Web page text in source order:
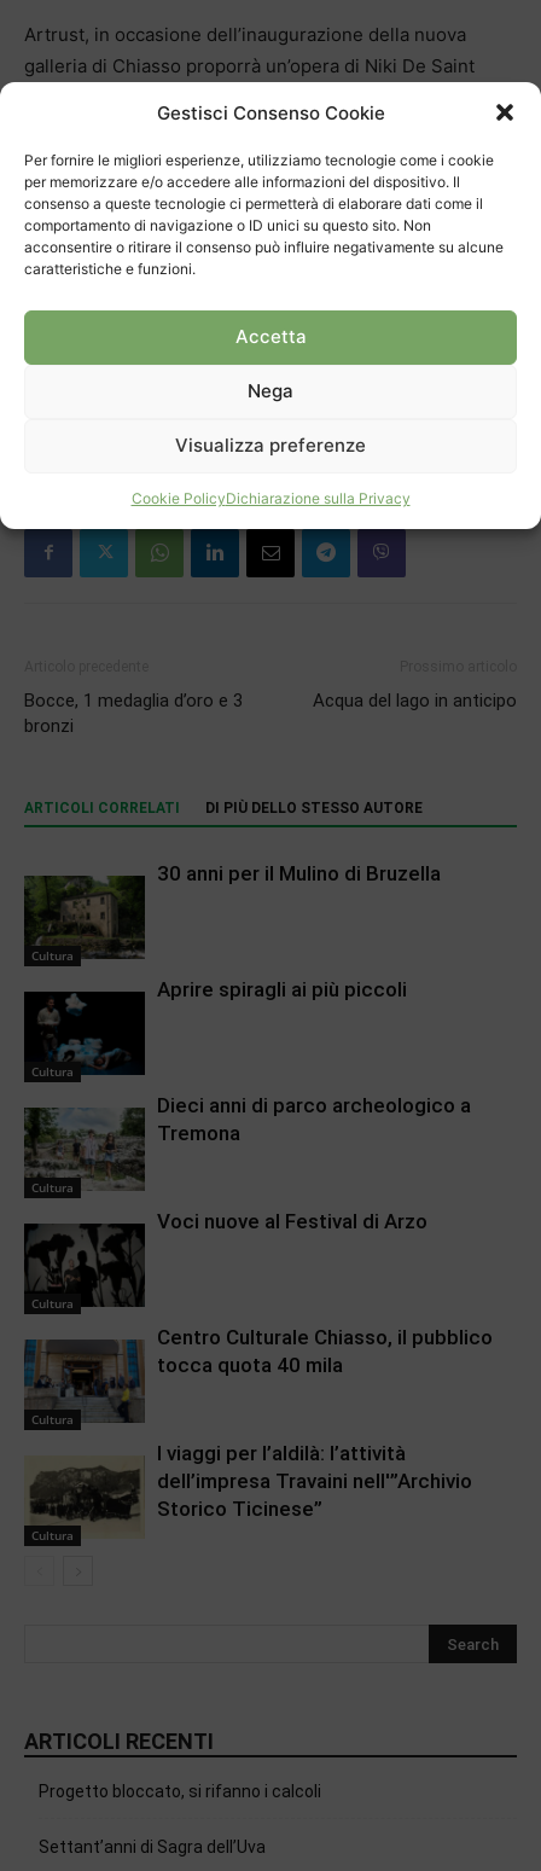
Gestisci Consenso Cookie
Per fornire le migliori esperienze, utilizziamo tecnologie come i cookie
per memorizzare e/o accedere alle informazioni del dispositivo. Il
consenso a queste tecnologie ci permetterà di elaborare dati come il
comportamento di navigazione o ID unici su questo sito. Non
acconsentire o ritirare il consenso può influire negativamente su alcune
caratteristiche e funzioni.
Accetta
Nega
Visualizza preferenze
Cookie PolicyDichiarazione sulla Privacy
Artrust, in occasione dell’inaugurazione della nuova
galleria di Chiasso proporrà un’opera di Niki De Saint
Jean Tinguely. Per inaugurare la sua prima mostra
arteincorso pubblica il quaderno “edizione zero” dedicato
allo spazio espositivo, mentre i numeri Uno e seguenti
saranno riservati agli artisti che man mano, esponendo le
racconto di nuove storie….
Bocce, 1 medaglia d’oro e 3
bronzi
Acqua del lago in anticipo
ARTICOLI CORRELATI DI PIÙ DELLO STESSO AUTORE
Cultura
30 anni per il Mulino di Bruzella
Cultura
Aprire spiragli ai più piccoli
Cultura
Dieci anni di parco archeologico a
Tremona
Cultura
Voci nuove al Festival di Arzo
Cultura
Centro Culturale Chiasso, il pubblico
tocca quota 40 mila
Cultura
I viaggi per l’aldilà: l’attività
dell’impresa Travaini nell'”Archivio
Storico Ticinese”
ARTICOLI RECENTI
Progetto bloccato, si rifanno i calcoli
Settant’anni di Sagra dell’Uva